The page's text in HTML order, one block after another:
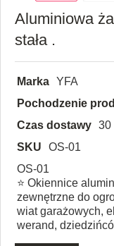
Aluminiowa
stała .
Marka YFA
Pochodzenie
Czas dostawy 30
SKU
OS-01
OS-01
⭐ Okiennice
zewnętrzne do
wiat garażowych,
werand,